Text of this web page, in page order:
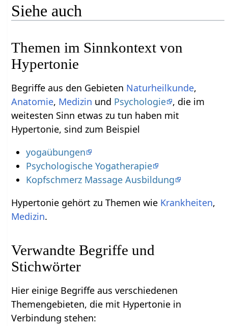
Siehe auch
Themen im Sinnkontext von
Hypertonie
Begriffe aus den Gebieten Naturheilkunde,
Anatomie, Medizin und Psychologie , die im
weitesten Sinn etwas zu tun haben mit
Hypertonie, sind zum Beispiel
yogaübungen
Psychologische Yogatherapie
Kopfschmerz Massage Ausbildung
Hypertonie gehört zu Themen wie Krankheiten,
Medizin.
Verwandte Begriffe und
Stichwörter
Hier einige Begriffe aus verschiedenen
Themengebieten, die mit Hypertonie in
Verbindung stehen: